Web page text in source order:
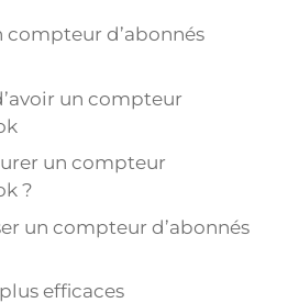
compteur d’abonnés
un compteur
un compteur
?
un compteur d’abonnés
efficaces